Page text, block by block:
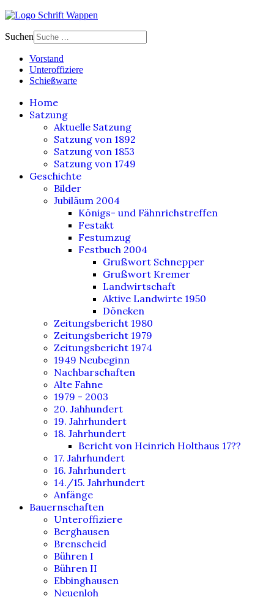
Suchen
Vorstand
Unteroffiziere
Schießwarte
Home
Satzung
Aktuelle Satzung
Satzung von 1892
Satzung von 1853
Satzung von 1749
Geschichte
Bilder
Jubiläum 2004
Königs- und Fähnrichstreffen
Festakt
Festumzug
Festbuch 2004
Grußwort Schnepper
Grußwort Kremer
Landwirtschaft
Aktive Landwirte 1950
Döneken
Zeitungsbericht 1980
Zeitungsbericht 1979
Zeitungsbericht 1974
1949 Neubeginn
Nachbarschaften
Alte Fahne
1979 - 2003
20. Jahhundert
19. Jahrhundert
18. Jahrhundert
Bericht von Heinrich Holthaus 17??
17. Jahrhundert
16. Jahrhundert
14./15. Jahrhundert
Anfänge
Bauernschaften
Unteroffiziere
Berghausen
Brenscheid
Bühren I
Bühren II
Ebbinghausen
Neuenloh